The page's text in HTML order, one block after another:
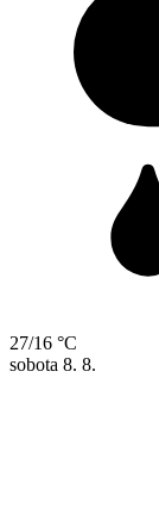
27/16 °C
sobota 8. 8.